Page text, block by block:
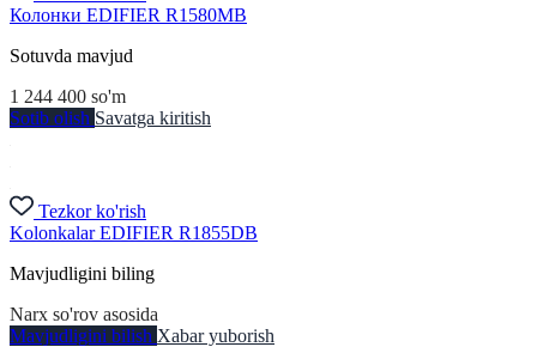
Колонки EDIFIER R1580MB
Sotuvda mavjud
1 244 400 so'm
Sotib olish Savatga kiritish
Tezkor ko'rish
Kolonkalar EDIFIER R1855DB
Mavjudligini biling
Narx so'rov asosida
Mavjudligini bilish Xabar yuborish